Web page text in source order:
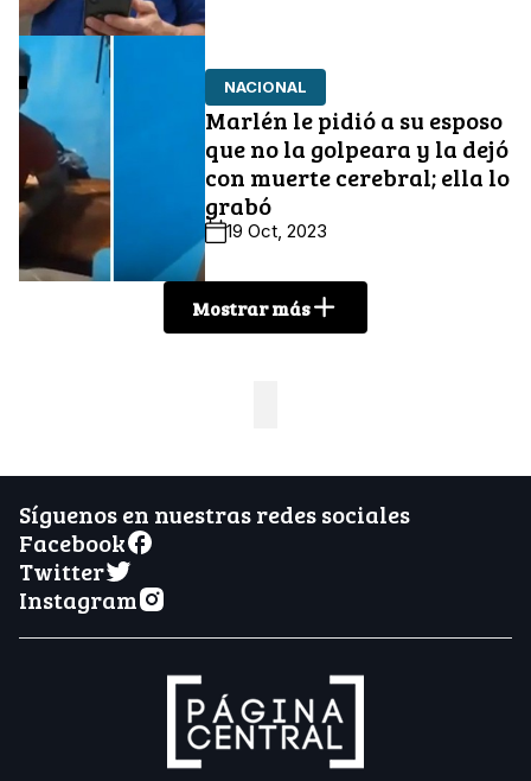
NACIONAL
Marlén le pidió a su esposo
que no la golpeara y la dejó
con muerte cerebral; ella lo
grabó
19 Oct, 2023
Mostrar más
Síguenos en nuestras redes sociales
Facebook
Twitter
Instagram